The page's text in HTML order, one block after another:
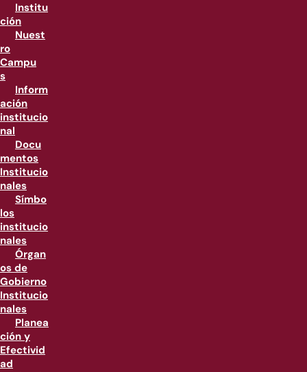
Institu
ción
Nuest
ro
Campu
s
Inform
ación
institucio
nal
Docu
mentos
Institucio
nales
Símbo
los
institucio
nales
Órgan
os de
Gobierno
Institucio
nales
Planea
ción y
Efectivid
ad